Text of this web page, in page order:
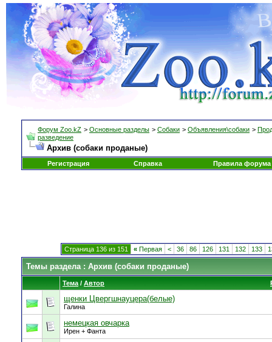
Форум Zoo.kZ > Основные разделы > Собаки > Объявления\собаки >
разведение
Архив (собаки проданые)
Регистрация Справка Правила форума
Страница 136 из 151 « Первая < 36 86 126 131 132 133
Темы раздела: Архив (собаки проданые)
Тема / Автор
щенки Цвергшнауцера(белые)
Галина
немецкая овчарка
Ирен + Фанта